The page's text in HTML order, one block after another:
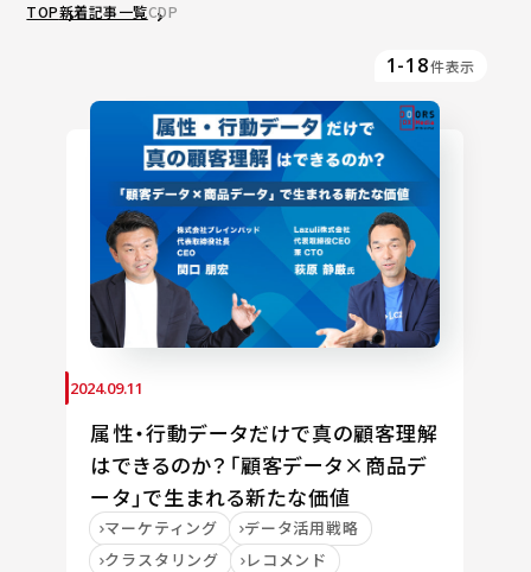
TOP新着記事一覧CDP
1-18件表示
2024.09.11
属性・行動データだけで真の顧客理解
はできるのか？「顧客データ×商品デ
ータ」で生まれる新たな価値
マーケティング
データ活用戦略
クラスタリング
レコメンド